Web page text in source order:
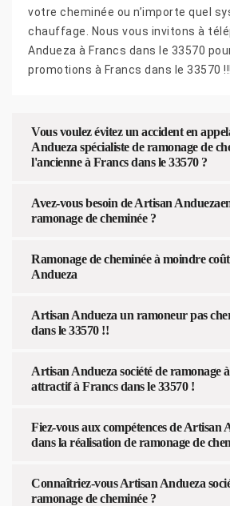
votre cheminée ou n’importe quel
chauffage. Nous vous invitons à
Andueza à Francs dans le 33570
promotions à Francs dans le 33570 !!!
Vous voulez évitez un accident en
Andueza spécialiste de ramonage de
l'ancienne à Francs dans le 33570 ?
Avez-vous besoin de Artisan
ramonage de cheminée ?
Ramonage de cheminée à moindre
Andueza
Artisan Andueza un ramoneur pas
dans le 33570 !!
Artisan Andueza société de ramonage
attractif à Francs dans le 33570 !
Fiez-vous aux compétences de Artisan
dans la réalisation de ramonage de
Connaîtriez-vous Artisan Andueza
ramonage de cheminée ?